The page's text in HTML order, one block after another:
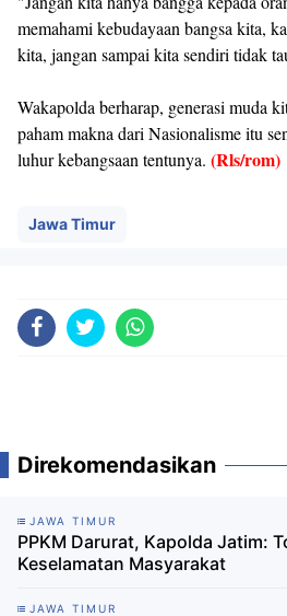
memahami kebudayaan bangsa kita,
kita, jangan sampai kita sendiri tidak
Wakapolda berharap, generasi muda
paham makna dari Nasionalisme itu
luhur kebangsaan tentunya. (Rls/rom)
Jawa Timur
Direkomendasikan
JAWA TIMUR
PPKM Darurat, Kapolda Jatim:
Keselamatan Masyarakat
JAWA TIMUR